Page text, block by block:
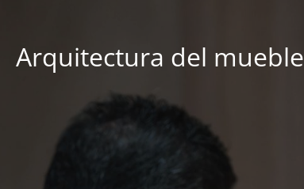
Arquitectura del mueble